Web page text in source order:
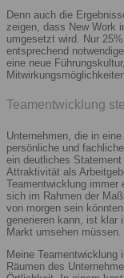
Denn auch die
zeigen, dass New Work
umgesetzt wird. Nur
entsprechend
eine neue
Teamentwicklung
Unternehmen, die in
persönliche und
ein deutliches
Attraktivität als
Teamentwicklung
sich im Rahmen der
von morgen sein
generieren kann, ist klar
Markt umsehen müssen.
Meine Teamentwicklung
Räumen des